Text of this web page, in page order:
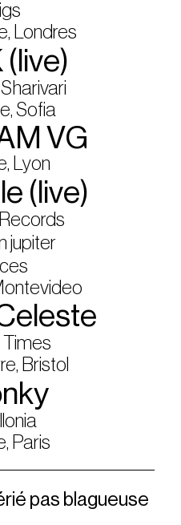
Londres
(live)
Sofia
VG
Lyon
(live)
jupiter
Times
Bristol
Paris
pas blagueuse